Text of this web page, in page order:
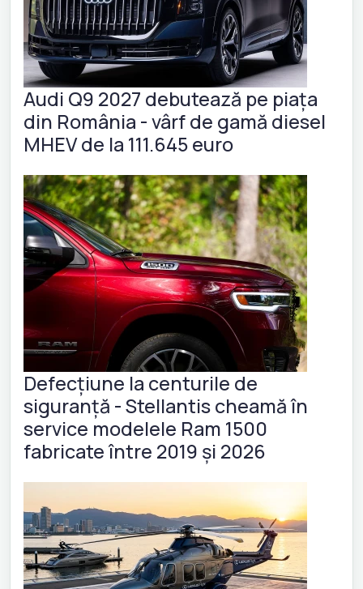
Audi Q9 2027 debutează pe piața
din România - vârf de gamă diesel
MHEV de la 111.645 euro
Defecțiune la centurile de
siguranță - Stellantis cheamă în
service modelele Ram 1500
fabricate între 2019 și 2026